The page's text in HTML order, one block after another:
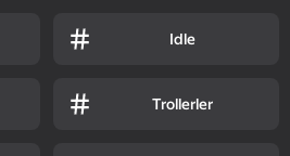
Idle
Trollerler